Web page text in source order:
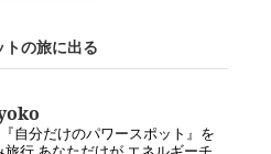
の旅に出る
自分だけのパワースポット』を